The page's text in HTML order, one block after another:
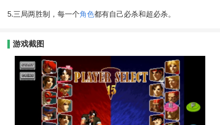
5.三局两胜制，每一个角色都有自己必杀和超必杀。
游戏截图